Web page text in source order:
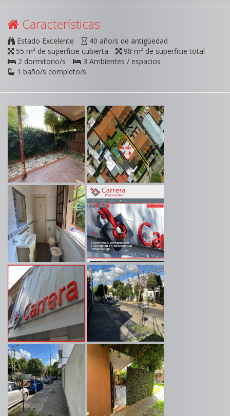
Características
Estado Excelente
40 año/s de antigüedad
55 m² de superficie cubierta
98 m² de superficie total
2 dormitorio/s
3 Ambientes / espacios
1 baño/s completo/s